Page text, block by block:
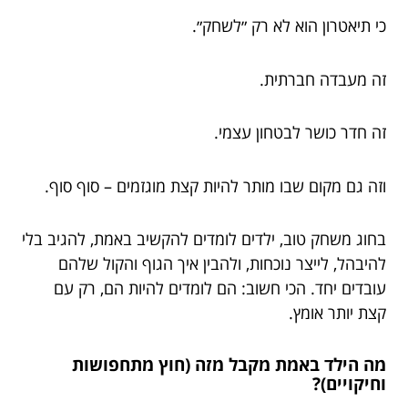
כי תיאטרון הוא לא רק ״לשחק״.
זה מעבדה חברתית.
זה חדר כושר לבטחון עצמי.
וזה גם מקום שבו מותר להיות קצת מוגזמים – סוף סוף.
בחוג משחק טוב, ילדים לומדים להקשיב באמת, להגיב בלי
להיבהל, לייצר נוכחות, ולהבין איך הגוף והקול שלהם
עובדים יחד. הכי חשוב: הם לומדים להיות הם, רק עם
קצת יותר אומץ.
מה הילד באמת מקבל מזה (חוץ מתחפושות
וחיקויים)?